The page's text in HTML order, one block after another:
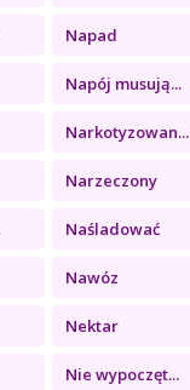
Napad
Napój musują...
Narkotyzowan...
Narzeczony
Naśladować
Nawóz
Nektar
Nie wypoczęt...